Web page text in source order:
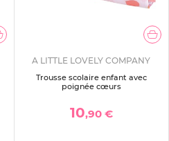
A LITTLE LOVELY COMPANY
Trousse scolaire enfant avec
poignée cœurs
10,90 €